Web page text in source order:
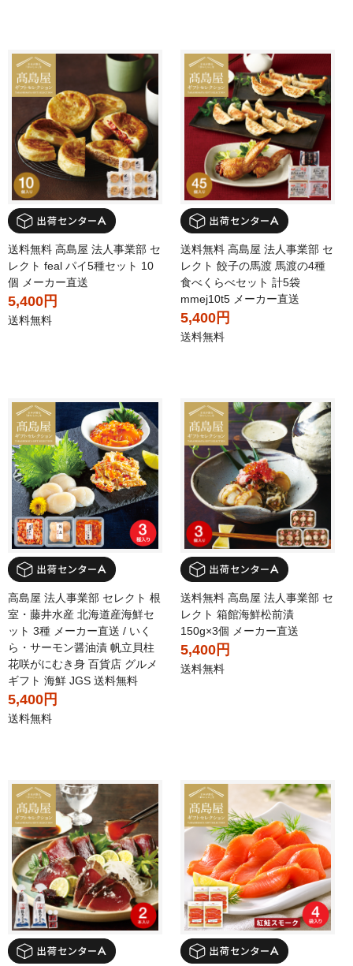
送料無料 高島屋 法人事業部 セ
レクト feal パイ5種セット 10
個 メーカー直送
5,400円
送料無料
送料無料 高島屋 法人事業部 セ
レクト 餃子の馬渡 馬渡の4種
食べくらべセット 計5袋
mmej10t5 メーカー直送
5,400円
送料無料
高島屋 法人事業部 セレクト 根
室・藤井水産 北海道産海鮮セ
ット 3種 メーカー直送 / いく
ら・サーモン醤油漬 帆立貝柱
花咲がにむき身 百貨店 グルメ
ギフト 海鮮 JGS 送料無料
5,400円
送料無料
送料無料 高島屋 法人事業部 セ
レクト 箱館海鮮松前漬
150g×3個 メーカー直送
5,400円
送料無料